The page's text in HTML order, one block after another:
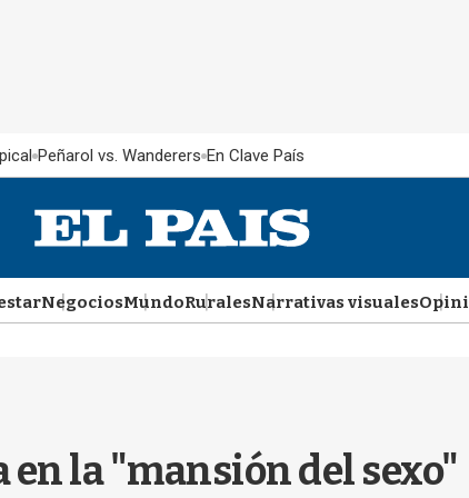
Peñarol vs. Wanderers En Clave País
NegociosMundoRuralesNarrativas visuales
la "mansión del sexo"